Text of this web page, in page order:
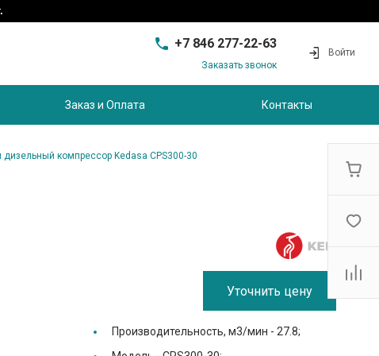
+7 846 277-22-63
+7 846 277-22-63
Совхозный, д.28, этаж 3
Заказать звонок
Войти
Заказ и Оплата Контакты
компрессор Kedasa CPS300-30
Уточнить цену
Производительность, м3/мин - 27.8;